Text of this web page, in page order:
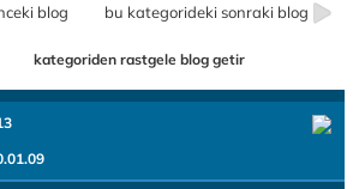
blog bu kategorideki sonraki blog
kategoriden rastgele blog getir